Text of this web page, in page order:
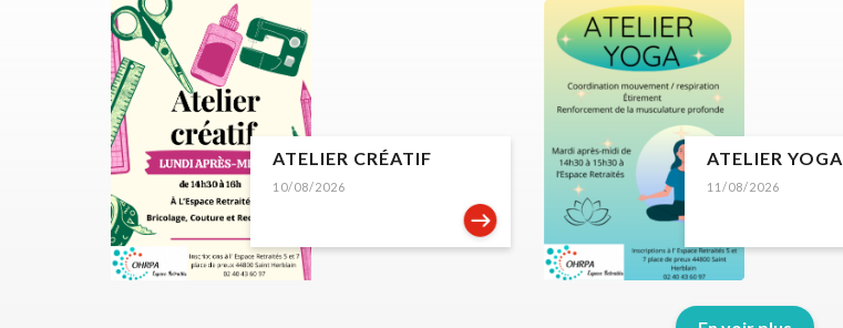
10/08/2026
ATELIER CRÉATIF
11/08/2026
ATELIER YOGA